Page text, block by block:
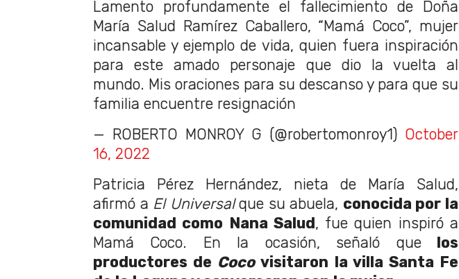
Lamento profundamente el fallecimiento de Doña
María Salud Ramírez Caballero, “Mamá Coco”, mujer
incansable y ejemplo de vida, quien fuera inspiración
para este amado personaje que dio la vuelta al
mundo. Mis oraciones para su descanso y para que su
familia encuentre resignación
— ROBERTO MONROY G (@robertomonroy1) October
16, 2022
Patricia Pérez Hernández, nieta de María Salud,
afirmó a El Universalque su abuela, conocida por la
comunidad como Nana Salud, fue quien inspiró a
Mamá Coco. En la ocasión, señaló quelos
productores de Cocovisitaron la villa Santa Fe